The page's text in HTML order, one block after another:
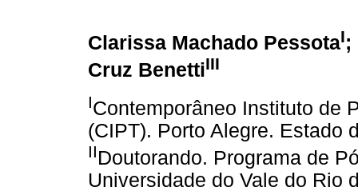
Clarissa Machado PessotaI;
Cruz BenettiIII
IContemporâneo Instituto de
(CIPT). Porto Alegre. Estado
IIDoutorando. Programa de
Universidade do Vale do Rio